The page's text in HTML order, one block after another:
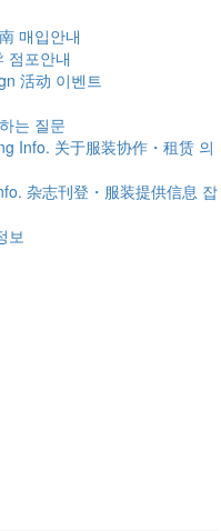
매입안내
점포안내
活动 이벤트
는 질문
Info. 关于服装协作・租赁 의
杂志刊登・服装提供信息 잡
보